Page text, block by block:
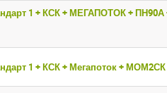
1 + КСК + МЕГАПОТОК + ПН90А
1 + КСК + Мегапоток + МОМ2СК